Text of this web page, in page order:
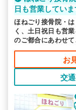
日も営業してい
ほねごり接骨院・
く、土日祝日も営
のご都合にあわせて
お
交